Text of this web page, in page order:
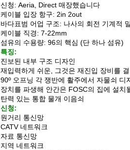
신청: Aeria, Direct 매장했습니다
케이블 입장 항구: 2in 2out
바다표범 어업 구조: 나사의 회전 기계적
케이블 직경: 7-22mm
섬유의 수용량: 96의 핵심 (단 하나 섬유)
특징:
진보된 내부 구조 디자인
재입력하게 쉬운, 그것은 재진입 장비를
90º 오프닝 각 쟁반에 활주에서 자물쇠 디
장치를 파생해 안간은 FOSC의 집에 설치
탄력 있는 통합 물개 이음쇠
신청:
원거리 통신망
CATV 네트워크
자료 통신망
지역 네트워크